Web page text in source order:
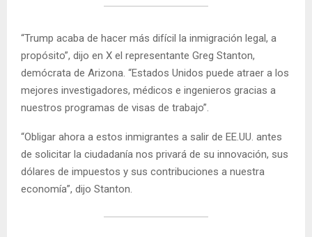
“Trump acaba de hacer más difícil la inmigración legal, a
propósito”, dijo en X el representante Greg Stanton,
demócrata de Arizona. “Estados Unidos puede atraer a los
mejores investigadores, médicos e ingenieros gracias a
nuestros programas de visas de trabajo”.
“Obligar ahora a estos inmigrantes a salir de EE.UU. antes
de solicitar la ciudadanía nos privará de su innovación, sus
dólares de impuestos y sus contribuciones a nuestra
economía”, dijo Stanton.